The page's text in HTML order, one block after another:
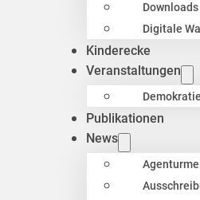
Downloads
Digitale
Kinderecke
Veranstaltungen
Publikationen
News